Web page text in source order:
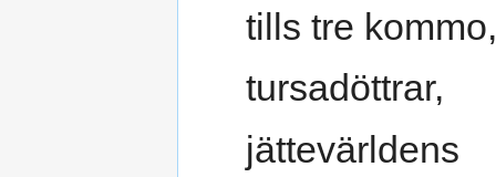
tills tre kommo,
tursadöttrar,
jättevärldens